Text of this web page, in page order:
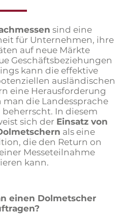
sind eine
für Unternehmen, ihre
auf neue Märkte
Geschäftsbeziehungen
kann die effektive
ausländischen
eine Herausforderung
man die Landessprache
In diesem
sich der Einsatz von
als eine
die den Return on
Messeteilnahme
kann.
einen Dolmetscher